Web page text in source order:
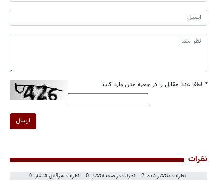
* لطفا عدد مقابل را در جعبه متن وارد کنید
ارسال
نظرات
نظرات منتشر شده: 2 نظرات در صف انتشار: 0 نظرات غیرقابل انتشار: 0